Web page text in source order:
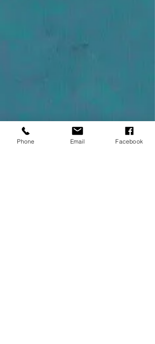
Phone Email Facebook